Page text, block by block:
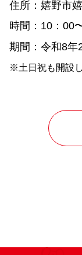
住所：嬉野市
時間：10：00
期間：令和8年
※土日祝も開設